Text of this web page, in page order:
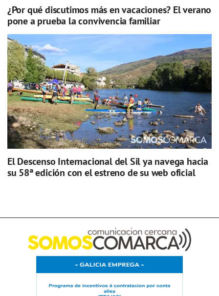
¿Por qué discutimos más en vacaciones? El verano
pone a prueba la convivencia familiar
El Descenso Internacional del Sil ya navega hacia
su 58ª edición con el estreno de su web oficial